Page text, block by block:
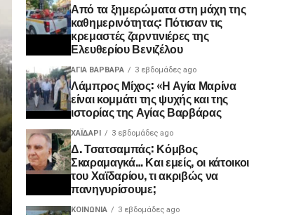
Από τα ξημερώματα στη μάχη της
καθημερινότητας: Πότισαν τις
κρεμαστές ζαρντινιέρες της
Ελευθερίου Βενιζέλου
ΑΓΙΑ ΒΑΡΒΑΡΑ 3 εβδομάδες ago
Λάμπρος Μίχος: «Η Αγία Μαρίνα
είναι κομμάτι της ψυχής και της
ιστορίας της Αγίας Βαρβάρας
ΧΑΪΔΑΡΙ 3 εβδομάδες ago
Δ. Τσατσαμπάς: Κόμβος
Σκαραμαγκά… Και εμείς, οι κάτοικοι
του Χαϊδαρίου, τι ακριβώς να
πανηγυρίσουμε;
ΚΟΙΝΩΝΊΑ 3 εβδομάδες ago